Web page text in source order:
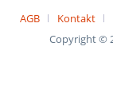
AGB
Kontakt
Copyright ©